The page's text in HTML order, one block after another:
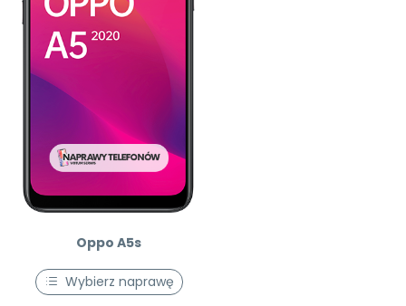
Oppo A5s
Wybierz naprawę